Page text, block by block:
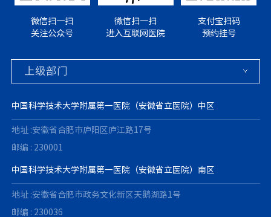
微信扫一扫
关注公众号
微信扫一扫
进入互联网医院
支付宝扫码
预约挂号
中国科学技术大学附属第一医院（安徽省立医院）中区
地址 :安徽省合肥市庐阳区庐江路17号
邮编 : 230001
中国科学技术大学附属第一医院（安徽省立医院）南区
地址 :安徽省合肥市政务文化新区天鹅湖路1号
邮编 : 230036